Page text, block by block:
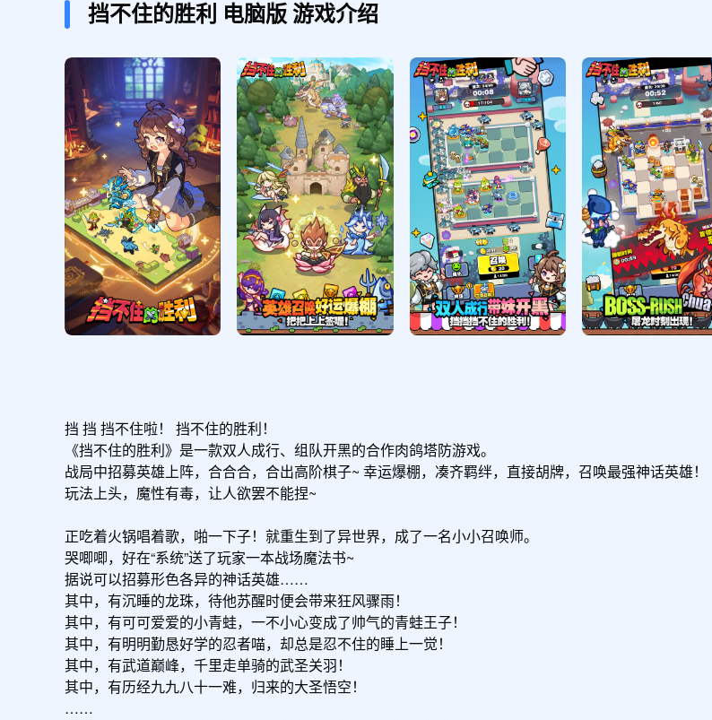
挡不住的胜利 电脑版 游戏介绍
挡 挡 挡不住啦！ 挡不住的胜利！
《挡不住的胜利》是一款双人成行、组队开黑的合作肉鸽塔防游戏。
战局中招募英雄上阵，合合合，合出高阶棋子~ 幸运爆棚，凑齐羁绊，直接胡牌，召唤最强神话英雄！
玩法上头，魔性有毒，让人欲罢不能捏~
正吃着火锅唱着歌，啪一下子！就重生到了异世界，成了一名小小召唤师。
哭唧唧，好在“系统”送了玩家一本战场魔法书~
据说可以招募形色各异的神话英雄……
其中，有沉睡的龙珠，待他苏醒时便会带来狂风骤雨！
其中，有可可爱爱的小青蛙，一不小心变成了帅气的青蛙王子！
其中，有明明勤恳好学的忍者喵，却总是忍不住的睡上一觉！
其中，有武道巅峰，千里走单骑的武圣关羽！
其中，有历经九九八十一难，归来的大圣悟空！
……